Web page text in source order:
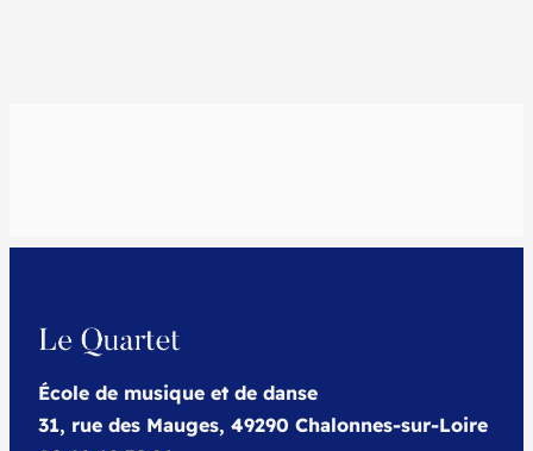
École de musique et de danse
31, rue des Mauges, 49290 Chalonnes-sur-Loire